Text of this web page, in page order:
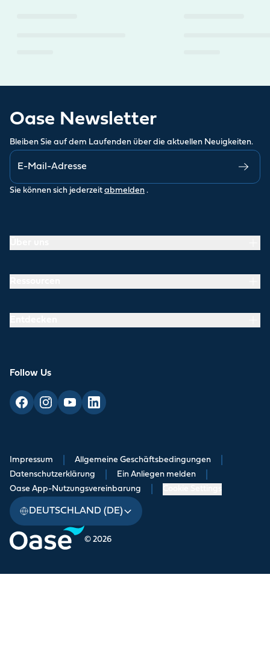
Oase Newsletter
Bleiben Sie auf dem Laufenden über die aktuellen Neuigkeiten.
Sie können sich jederzeit abmelden .
Follow Us
© 2026
Impressum Allgemeine Geschäftsbedingungen
Datenschutzerklärung Ein Anliegen melden
Oase App-Nutzungsvereinbarung
DEUTSCHLAND (DE)